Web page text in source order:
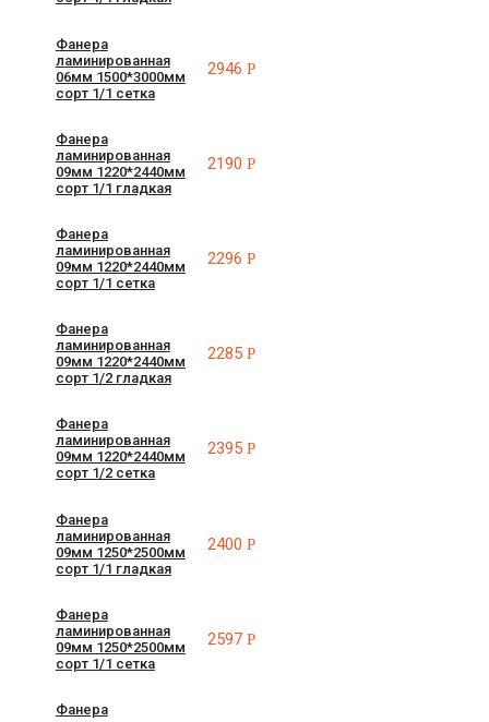
Фанера
ламинированная
06мм 1500*3000мм
сорт 1/1 сетка
2946Р
Фанера
ламинированная
09мм 1220*2440мм
сорт 1/1 гладкая
2190Р
Фанера
ламинированная
09мм 1220*2440мм
сорт 1/1 сетка
2296Р
Фанера
ламинированная
09мм 1220*2440мм
сорт 1/2 гладкая
2285Р
Фанера
ламинированная
09мм 1220*2440мм
сорт 1/2 сетка
2395Р
Фанера
ламинированная
09мм 1250*2500мм
сорт 1/1 гладкая
2400Р
Фанера
ламинированная
09мм 1250*2500мм
сорт 1/1 сетка
2597Р
Фанера